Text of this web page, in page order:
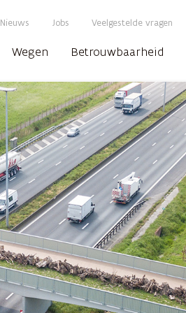
Nieuws Jobs Veelgestelde vragen
Wegen Betrouwbaarheid